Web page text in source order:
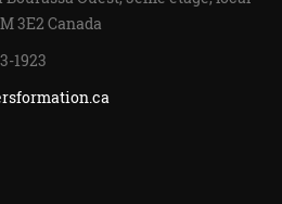
3E2 Canada
1923